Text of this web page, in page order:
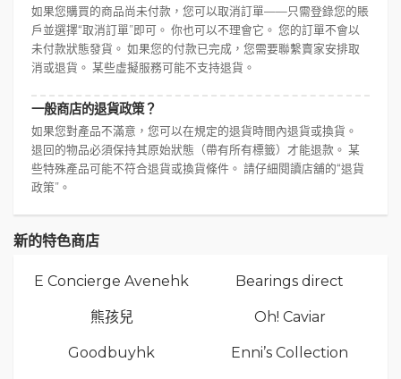
如果您購買的商品尚未付款，您可以取消訂單——只需登錄您的賬
戶並選擇“取消訂單”即可。 你也可以不理會它。 您的訂單不會以
未付款狀態發貨。 如果您的付款已完成，您需要聯繫賣家安排取
消或退貨。 某些虛擬服務可能不支持退貨。
一般商店的退貨政策？
如果您對產品不滿意，您可以在規定的退貨時間內退貨或換貨。
退回的物品必須保持其原始狀態（帶有所有標籤）才能退款。 某
些特殊產品可能不符合退貨或換貨條件。 請仔細閱讀店舖的“退貨
政策”。
新的特色商店
E Concierge Avenehk Bearings direct
熊孩兒 Oh! Caviar
Goodbuyhk Enni’s Collection